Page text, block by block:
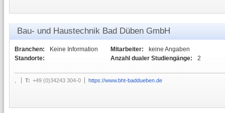
Bau- und Haustechnik Bad Düben GmbH
Branchen:
Keine Information
Standorte:
Mitarbeiter:
keine Angaben
Anzahl dualer Studiengänge:
2
T: +49 (0)34243 304-0 https://www.bht-baddueben.de